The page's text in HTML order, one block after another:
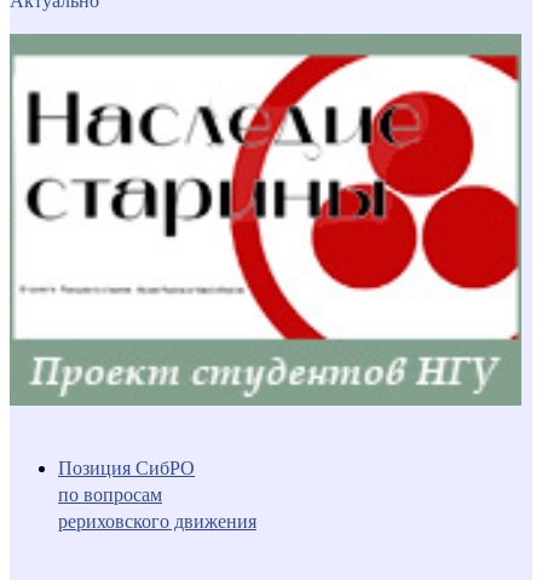
Позиция СибРО
по вопросам
рериховского движения